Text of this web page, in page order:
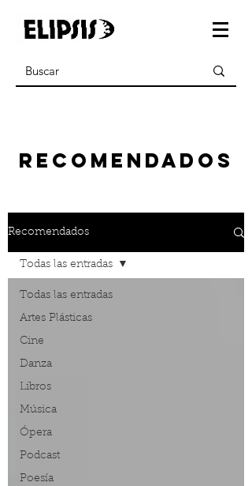
recomendados
Recomendados
Todas las entradas
Artes Plásticas
Cine
Danza
Libros
Música
Ópera
Podcast
Poesía
Todas las entradas